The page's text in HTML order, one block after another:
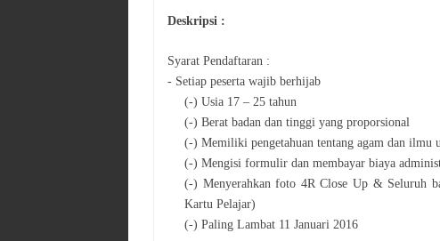
Deskripsi :
Syarat Pendaftaran :
- Setiap peserta wajib berhijab
(-) Usia 17 – 25 tahun
(-) Berat badan dan tinggi yang proporsional
(-) Memiliki pengetahuan tentang agam dan ilmu
(-) Mengisi formulir dan membayar biaya
(-) Menyerahkan foto 4R Close Up & Seluruh
Kartu Pelajar)
(-) Paling Lambat 11 Januari 2016